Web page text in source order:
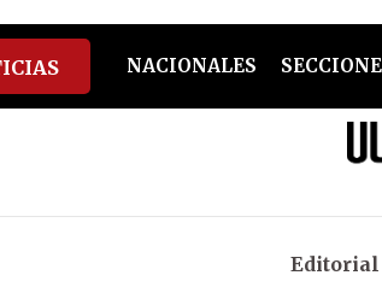
NACIONALES
Editorial